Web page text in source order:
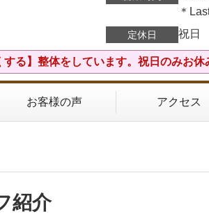
＊
定休日 祝日
する】整体をしています。祝日のみお休
お客様の声 アクセス
紹介